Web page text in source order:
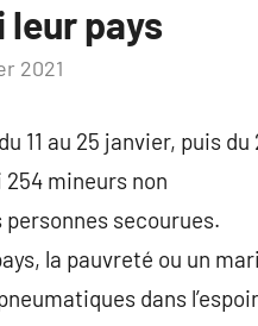
pays
2021
11 au 25 janvier, puis du
mineurs non
secourues.
la pauvreté ou un
dans